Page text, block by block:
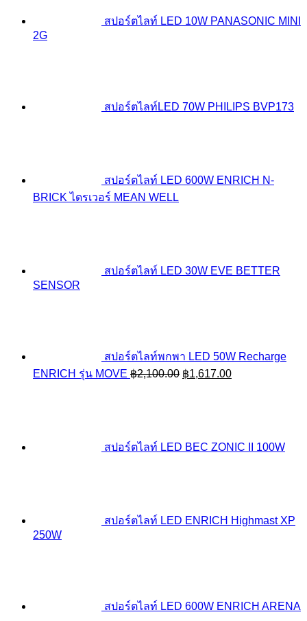
สปอร์ตไลท์ LED 10W PANASONIC MINI
2G
สปอร์ตไลท์LED 70W PHILIPS BVP173
สปอร์ตไลท์ LED 600W ENRICH N-
BRICK ไดรเวอร์ MEAN WELL
สปอร์ตไลท์ LED 30W EVE BETTER
SENSOR
สปอร์ตไลท์พกพา LED 50W Recharge
ENRICH รุ่น MOVE ฿2,100.00 Original
price
฿1,617.00Current
price
สปอร์ตไลท์ LED BEC ZONIC II 100W
สปอร์ตไลท์ LED ENRICH Highmast XP
250W
สปอร์ตไลท์ LED 600W ENRICH ARENA